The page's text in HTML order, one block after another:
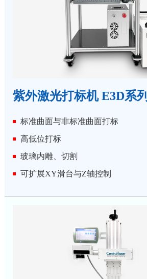
紫外激光打标机 E3D系列
标准曲面与非标准曲面打标
高低位打标
玻璃内雕、切割
可扩展XY滑台与Z轴控制